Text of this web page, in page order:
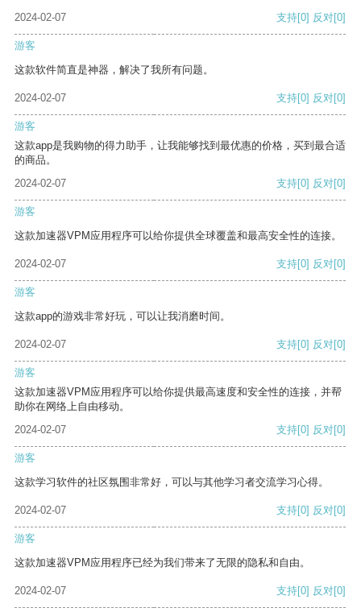
2024-02-07 支持[0] 反对[0]
游客
这款软件简直是神器，解决了我所有问题。
2024-02-07 支持[0] 反对[0]
游客
这款app是我购物的得力助手，让我能够找到最优惠的价格，买到最合适
的商品。
2024-02-07
支持[0] 反对[0]
游客
这款加速器VPM应用程序可以给你提供全球覆盖和最高安全性的连接。
2024-02-07 支持[0] 反对[0]
游客
这款app的游戏非常好玩，可以让我消磨时间。
2024-02-07 支持[0] 反对[0]
游客
这款加速器VPM应用程序可以给你提供最高速度和安全性的连接，并帮
助你在网络上自由移动。
2024-02-07
支持[0] 反对[0]
游客
这款学习软件的社区氛围非常好，可以与其他学习者交流学习心得。
2024-02-07 支持[0] 反对[0]
游客
这款加速器VPM应用程序已经为我们带来了无限的隐私和自由。
2024-02-07 支持[0] 反对[0]